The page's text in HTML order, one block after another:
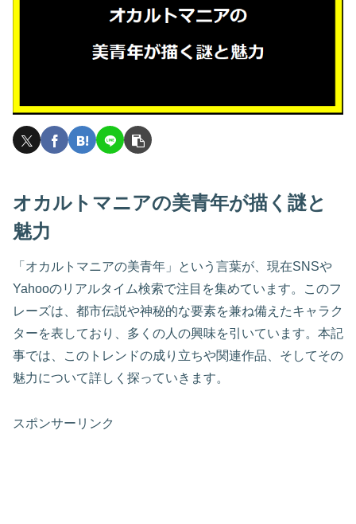
オカルトマニアの美青年が描く謎と
魅力
「オカルトマニアの美青年」という言葉が、現在SNSや
Yahooのリアルタイム検索で注目を集めています。このフ
レーズは、都市伝説や神秘的な要素を兼ね備えたキャラク
ターを表しており、多くの人の興味を引いています。本記
事では、このトレンドの成り立ちや関連作品、そしてその
魅力について詳しく探っていきます。
スポンサーリンク